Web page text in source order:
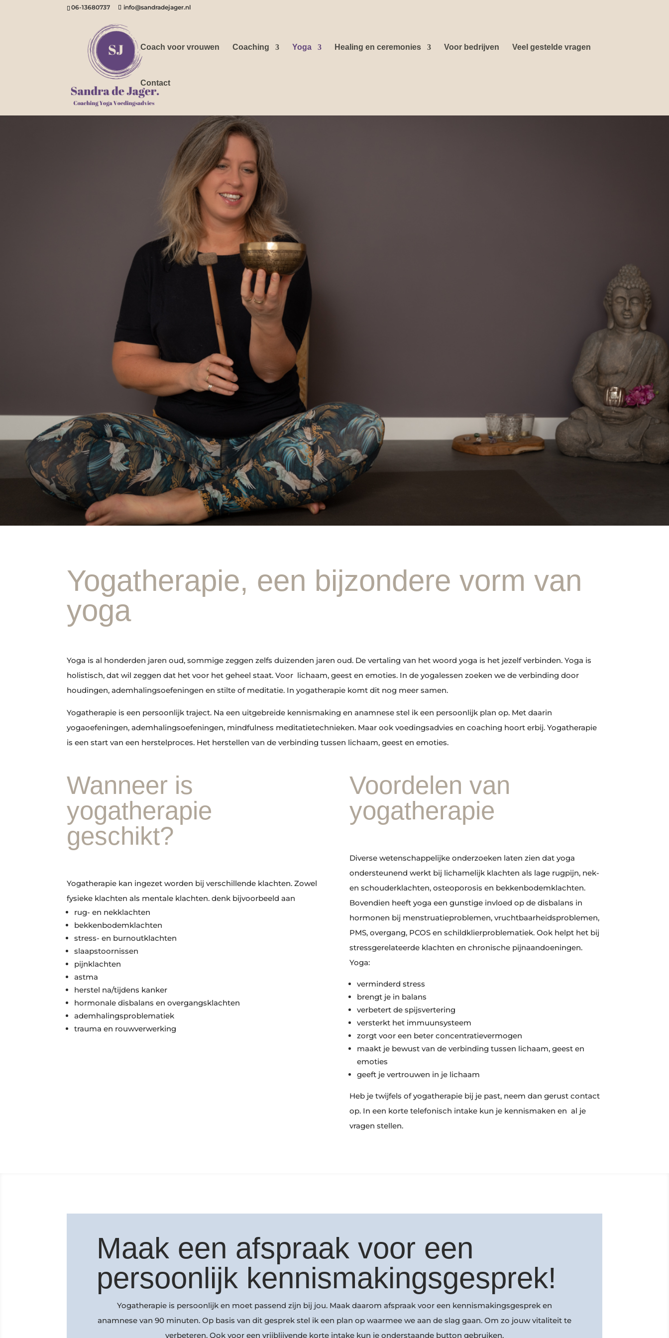
06-13680737 info@sandradejager.nl
Coach voor vrouwen Coaching Yoga Healing en ceremonies Voor bedrijven Veel gestelde vragen
Contact
Yogatherapie, een bijzondere vorm van
yoga
Yoga is al honderden jaren oud, sommige zeggen zelfs duizenden jaren oud. De vertaling van het woord yoga is het jezelf verbinden. Yoga is
holistisch, dat wil zeggen dat het voor het geheel staat. Voor lichaam, geest en emoties. In de yogalessen zoeken we de verbinding door
houdingen, ademhalingsoefeningen en stilte of meditatie. In yogatherapie komt dit nog meer samen.
Yogatherapie is een persoonlijk traject. Na een uitgebreide kennismaking en anamnese stel ik een persoonlijk plan op. Met daarin
yogaoefeningen, ademhalingsoefeningen, mindfulness meditatietechnieken. Maar ook voedingsadvies en coaching hoort erbij. Yogatherapie
is een start van een herstelproces. Het herstellen van de verbinding tussen lichaam, geest en emoties.
Wanneer is
yogatherapie
geschikt?
Yogatherapie kan ingezet worden bij verschillende klachten. Zowel
fysieke klachten als mentale klachten. denk bijvoorbeeld aan
rug- en nekklachten
bekkenbodemklachten
stress- en burnoutklachten
slaapstoornissen
pijnklachten
astma
herstel na/tijdens kanker
hormonale disbalans en overgangsklachten
ademhalingsproblematiek
trauma en rouwverwerking
Voordelen van
yogatherapie
Diverse wetenschappelijke onderzoeken laten zien dat yoga
ondersteunend werkt bij lichamelijk klachten als lage rugpijn, nek-
en schouderklachten, osteoporosis en bekkenbodemklachten.
Bovendien heeft yoga een gunstige invloed op de disbalans in
hormonen bij menstruatieproblemen, vruchtbaarheidsproblemen,
PMS, overgang, PCOS en schildklierproblematiek. Ook helpt het bij
stressgerelateerde klachten en chronische pijnaandoeningen.
Yoga:
verminderd stress
brengt je in balans
verbetert de spijsvertering
versterkt het immuunsysteem
zorgt voor een beter concentratievermogen
maakt je bewust van de verbinding tussen lichaam, geest en
emoties
geeft je vertrouwen in je lichaam
Heb je twijfels of yogatherapie bij je past, neem dan gerust contact
op. In een korte telefonisch intake kun je kennismaken en al je
vragen stellen.
Maak een afspraak voor een
persoonlijk kennismakingsgesprek!
Yogatherapie is persoonlijk en moet passend zijn bij jou. Maak daarom afspraak voor een kennismakingsgesprek en
anamnese van 90 minuten. Op basis van dit gesprek stel ik een plan op waarmee we aan de slag gaan. Om zo jouw vitaliteit te
verbeteren. Ook voor een vrijblijvende korte intake kun je onderstaande button gebruiken.